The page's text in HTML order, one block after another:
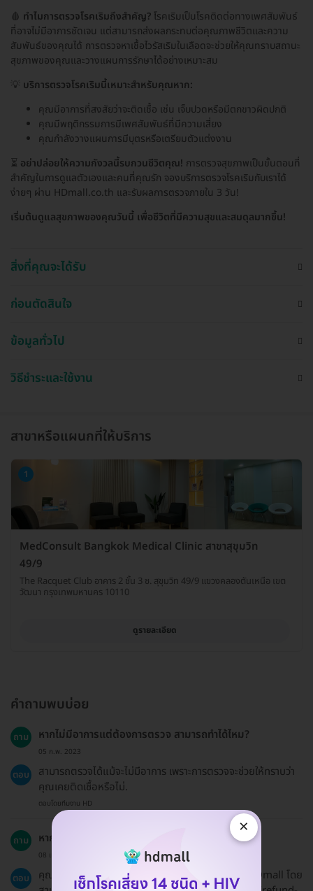
🩸 ทำไมการตรวจโรคเริมถึงสำคัญ? โรคเริมเป็นโรคติดต่อทางเพศสัมพันธ์
ที่อาจไม่มีอาการชัดเจน แต่สามารถส่งผลกระทบต่อคุณภาพชีวิตและความ
สัมพันธ์ของคุณได้ การตรวจหาเชื้อไวรัสเริมในเลือดจะช่วยให้คุณทราบสถานะ
สุขภาพของคุณและวางแผนการรักษาได้อย่างเหมาะสม
💡 บริการตรวจโรคเริมนี้เหมาะสำหรับคุณหาก:
คุณมีอาการที่สงสัยว่าจะติดเชื้อ เช่น เจ็บปวดหรือมีตกขาวผิดปกติ
คุณมีพฤติกรรมการมีเพศสัมพันธ์ที่มีความเสี่ยง
คุณกำลังวางแผนการมีบุตรหรือเตรียมตัวแต่งงาน
⏳ อย่าปล่อยให้ความกังวลนี้รบกวนชีวิตคุณ! การตรวจสุขภาพเป็นขั้นตอนที่
สำคัญในการดูแลตัวเองและคนที่คุณรัก จองบริการตรวจโรคเริมกับเราได้
ง่ายๆ ผ่าน HDmall.co.th และรับผลการตรวจภายใน 3 วัน!
เริ่มต้นดูแลสุขภาพของคุณวันนี้ เพื่อชีวิตที่มีความสุขและสมดุลมากขึ้น!
สิ่งที่คุณจะได้รับ
ก่อนตัดสินใจ
ข้อมูลทั่วไป
วิธีชำระและใช้งาน
สาขาหรือแผนกที่ให้บริการ
1
MedConsult Bangkok Medical Clinic สาขาสุขุมวิท
49/9
The Racquet Club อาคาร 2 ชั้น 3 ซ. สุขุมวิท 49/9 แขวงคลองตันเหนือ เขต
วัฒนา กรุงเทพมหานคร 10110
ดูรายละเอียด
คำถามพบบ่อย
ถาม หากไม่มีอาการแต่ต้องการตรวจ สามารถทำได้ไหม?
05 ก.พ. 2023
ตอบ
สามารถตรวจได้แม้จะไม่มีอาการ เพราะการตรวจจะช่วยให้ทราบว่า
คุณเคยติดเชื้อหรือไม่.
ตอบโดยทีมงาน HD
ถาม หากเปลี่ยนใจสามารถขอเงินคืนได้หรือไม่?
08 เม.ย. 2023
ตอบ
คุณสามารถขอเงินคืนได้ตามนโยบายการคืนเงินของ HDmall โดย
×